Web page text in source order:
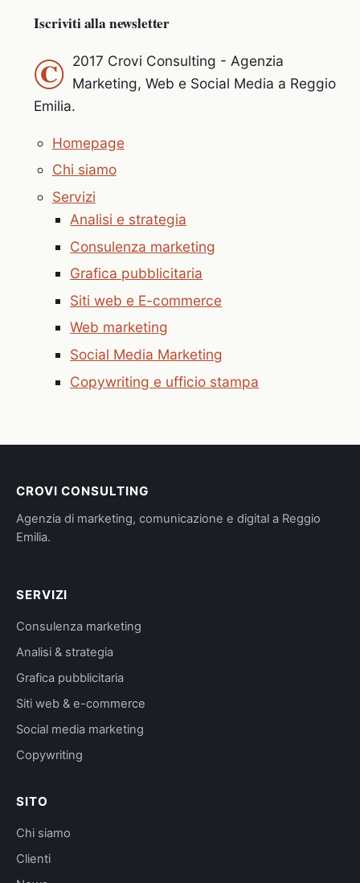
Iscriviti alla newsletter
© 2017 Crovi Consulting - Agenzia
Marketing, Web e Social Media a Reggio
Emilia.
Homepage
Chi siamo
Servizi
Analisi e strategia
Consulenza marketing
Grafica pubblicitaria
Siti web e E-commerce
Web marketing
Social Media Marketing
Copywriting e ufficio stampa
CROVI CONSULTING
Agenzia di marketing, comunicazione e digital a Reggio
Emilia.
SERVIZI
Consulenza marketing
Analisi & strategia
Grafica pubblicitaria
Siti web & e-commerce
Social media marketing
Copywriting
SITO
Chi siamo
Clienti